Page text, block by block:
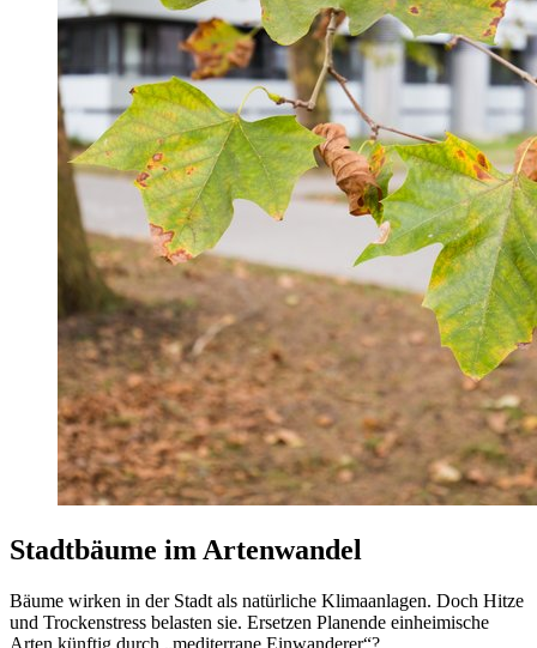
Stadtbäume im Artenwandel
Bäume wirken in der Stadt als natürliche Klimaanlagen. Doch Hitze
und Trockenstress belasten sie. Ersetzen Planende einheimische
Arten künftig durch „mediterrane Einwanderer“?